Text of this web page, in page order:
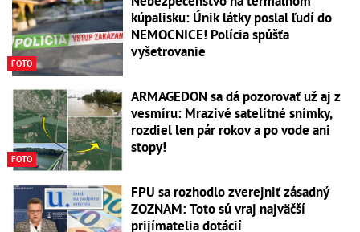
FOTO
kúpalisku: Únik látky poslal ľudí do
NEMOCNICE! Polícia spúšťa
vyšetrovanie
FOTO
ARMAGEDON sa dá pozorovať už aj z
vesmíru: Mrazivé satelitné snímky,
rozdiel len pár rokov a po vode ani
stopy!
FPU sa rozhodlo zverejniť zásadný
ZOZNAM: Toto sú vraj najväčší
prijímatelia dotácií